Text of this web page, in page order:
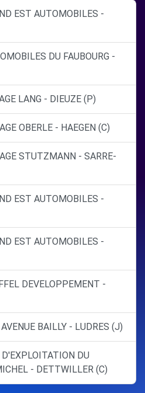
EST AUTOMOBILES -
DU FAUBOURG -
LANG - DIEUZE (P)
OBERLE - HAEGEN (C)
STUTZMANN - SARRE-
EST AUTOMOBILES -
EST AUTOMOBILES -
DEVELOPPEMENT -
BAILLY - LUDRES (J)
DU
- DETTWILLER (C)